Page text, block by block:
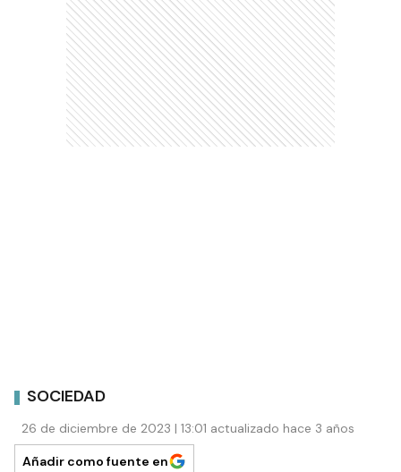
SOCIEDAD
26 de diciembre de 2023 | 13:01 actualizado hace 3 años
Añadir como fuente en